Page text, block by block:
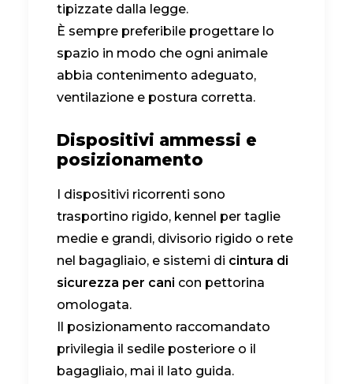
tipizzate dalla legge.
È sempre preferibile progettare lo
spazio in modo che ogni animale
abbia contenimento adeguato,
ventilazione e postura corretta.
Dispositivi ammessi e
posizionamento
I dispositivi ricorrenti sono
trasportino rigido, kennel per taglie
medie e grandi, divisorio rigido o rete
nel bagagliaio, e sistemi di cintura di
sicurezza per cani con pettorina
omologata.
Il posizionamento raccomandato
privilegia il sedile posteriore o il
bagagliaio, mai il lato guida.